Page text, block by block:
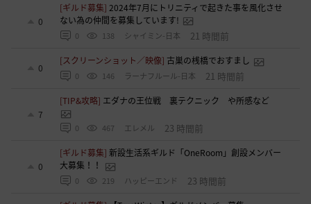
0
[ギルド募集]2024年7月にトリニティで起きた事を風化させ
ない為の仲間を募集しています!
0 138 シャイミン-日本 21 時間前
0
[スクリーンショット／映像] 古巣の桟橋でおすまし
0 146 ラーナフルール-日本 21 時間前
7
[TIP&攻略] エダナの王位戦 裏テクニック や所感など
0 467 エレメル 23 時間前
0
[ギルド募集]新設生活系ギルド「OneRoom」創設メンバー
大募集！！
0 219 ハッピーエンド 23 時間前